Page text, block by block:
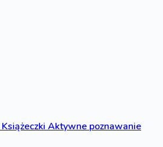
KsiążeczkiAktywne poznawanie